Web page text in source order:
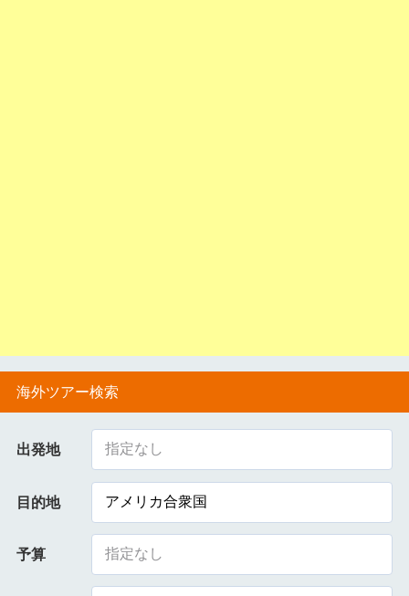
海外ツアー検索
出発地 指定なし
目的地 アメリカ合衆国
予算 指定なし